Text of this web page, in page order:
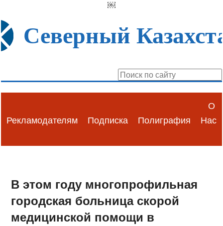
￼
Северный
Рекламодателям Подписка Полиграфия
О
Нас
В этом году многопрофильная
городская больница скорой
медицинской помощи в